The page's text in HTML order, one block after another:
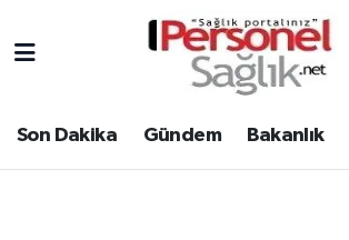
Son Dakika Gündem Bakanlık
Gündem
Nöbetçi Eczaneler
Hava Durumu